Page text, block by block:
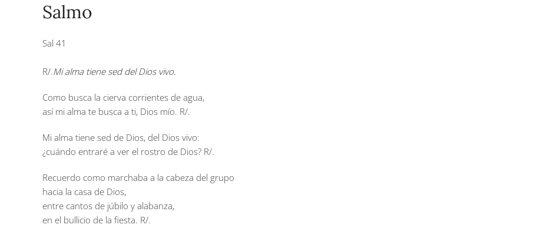
Salmo
Sal 41
R/.Mi alma tiene sed del Dios vivo.
Como busca la cierva corrientes de agua,
así mi alma te busca a ti, Dios mío. R/.
Mi alma tiene sed de Dios, del Dios vivo:
¿cuándo entraré a ver el rostro de Dios? R/.
Recuerdo como marchaba a la cabeza del grupo
hacia la casa de Dios,
entre cantos de júbilo y alabanza,
en el bullicio de la fiesta. R/.